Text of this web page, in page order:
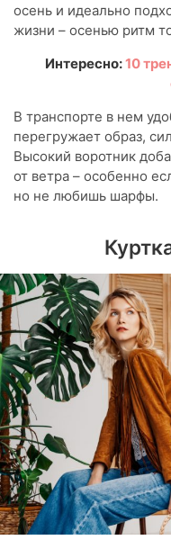
осень и идеально
жизни – осенью ритм
Интересно:10
В транспорте в нем
перегружает образ,
Высокий воротник
от ветра – особенно
но не любишь шарфы.